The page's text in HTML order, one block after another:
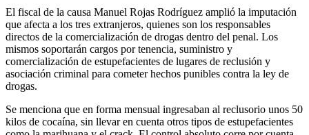
El fiscal de la causa Manuel Rojas Rodríguez amplió la imputación
que afecta a los tres extranjeros, quienes son los responsables
directos de la comercialización de drogas dentro del penal. Los
mismos soportarán cargos por tenencia, suministro y
comercialización de estupefacientes de lugares de reclusión y
asociación criminal para cometer hechos punibles contra la ley de
drogas.
Se menciona que en forma mensual ingresaban al reclusorio unos 50
kilos de cocaína, sin llevar en cuenta otros tipos de estupefacientes